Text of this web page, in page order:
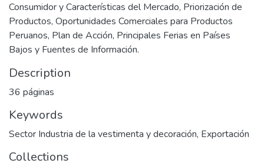
Consumidor y Características del Mercado, Priorización de
Productos, Oportunidades Comerciales para Productos
Peruanos, Plan de Acción, Principales Ferias en Países
Bajos y Fuentes de Información.
Description
36 páginas
Keywords
Sector Industria de la vestimenta y decoración, Exportación
Collections